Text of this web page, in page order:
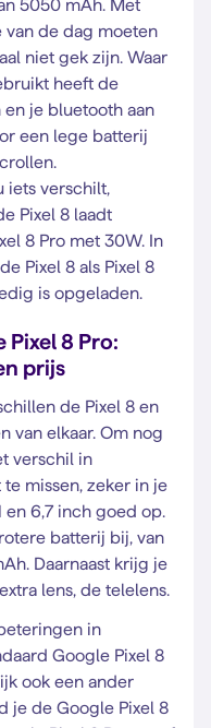
5050 mAh. Met
de dag moeten
niet gek zijn. Waar
heeft de
je bluetooth aan
een lege batterij
iets verschilt,
Pixel 8 laadt
8 Pro met 30W. In
Pixel 8 als Pixel 8
is opgeladen.
Pixel 8 Pro:
prijs
de Pixel 8 en
van elkaar. Om nog
verschil in
missen, zeker in je
en 6,7 inch goed op.
batterij bij, van
Daarnaast krijg je
lens, de telelens.
in
Google Pixel 8
ook een ander
je de Google Pixel 8